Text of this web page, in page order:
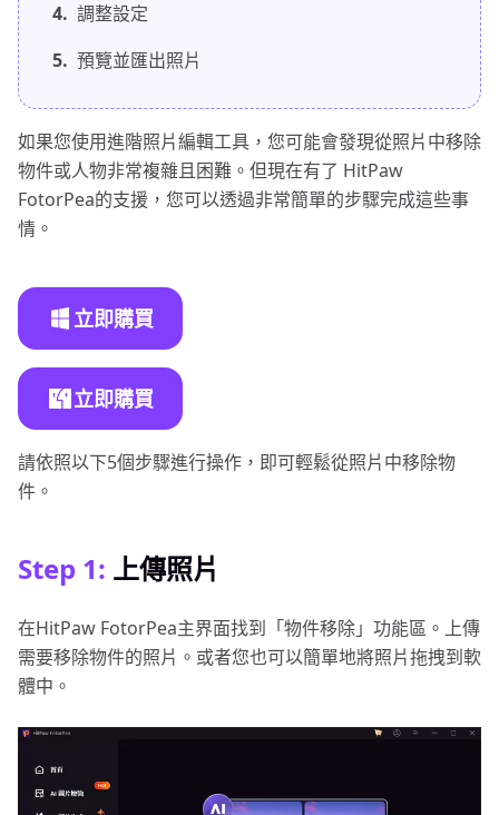
4. 調整設定
5. 預覽並匯出照片
如果您使用進階照片編輯工具，您可能會發現從照片中移除
物件或人物非常複雜且困難。但現在有了 HitPaw
FotorPea的支援，您可以透過非常簡單的步驟完成這些事
情。
立即購買
立即購買
請依照以下5個步驟進行操作，即可輕鬆從照片中移除物
件。
Step 1: 上傳照片
在HitPaw FotorPea主界面找到「物件移除」功能區。上傳
需要移除物件的照片。或者您也可以簡單地將照片拖拽到軟
體中。